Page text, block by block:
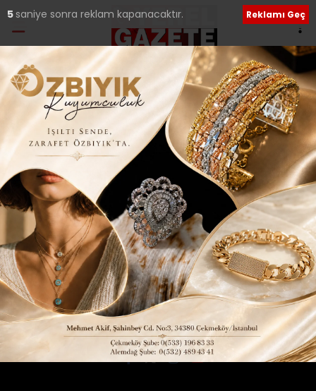
Etiket:Ak Parti Çekmeköy
Değişim Beklentisi
AK PARTİ ÇEKMEKÖY’DE BAŞARININ SEKTEYE
UĞRAMAMASI İÇİN DEĞİŞİM BEKLENTİSİ..
Ak Parti Genel Başkanı ve Cumhurbaşkanı Erdoğan’ın
‘Metal Yorgunluğu’ uyarılarından sonra gözlerin
çevrildiği il ve
06 Eylül 2017 Çarşamba 22:32
5 saniye sonra reklam kapanacaktır. Reklamı Geç
Sosyal medya hesaplarımızı keşfedin